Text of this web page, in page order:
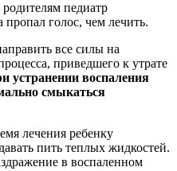
педиатр
голос, чем лечить.
все силы на
приведшего к утрате
устранении воспаления
смыкаться
лечения ребенку
пить теплых жидкостей.
в воспаленном